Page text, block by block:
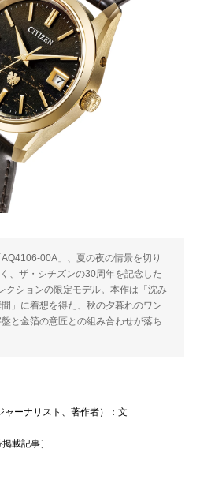
00A」、夏の夜の情景を切り
、ザ・シチズンの30周年を記念した
クションの限定モデル。本作は「沈み
」に着想を得た、秋の夕暮れのワン
と金箔の意匠との組み合わせが落ち
ャーナリスト、著作者）：文
載記事］